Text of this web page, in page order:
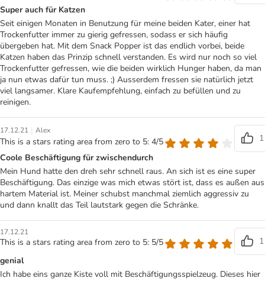
Super auch für Katzen
Seit einigen Monaten in Benutzung für meine beiden Kater, einer hat
Trockenfutter immer zu gierig gefressen, sodass er sich häufig
übergeben hat. Mit dem Snack Popper ist das endlich vorbei, beide
Katzen haben das Prinzip schnell verstanden. Es wird nur noch so viel
Trockenfutter gefressen, wie die beiden wirklich Hunger haben, da man
ja nun etwas dafür tun muss. ;) Ausserdem fressen sie natürlich jetzt
viel langsamer. Klare Kaufempfehlung, einfach zu befüllen und zu
reinigen.
17.12.21 | Alex
This is a stars rating area from zero to 5: 4/5
1
Coole Beschäftigung für zwischendurch
Mein Hund hatte den dreh sehr schnell raus. An sich ist es eine super
Beschäftigung. Das einzige was mich etwas stört ist, dass es außen aus
hartem Material ist. Meiner schubst manchmal ziemlich aggressiv zu
und dann knallt das Teil lautstark gegen die Schränke.
17.12.21
This is a stars rating area from zero to 5: 5/5
1
genial
Ich habe eins ganze Kiste voll mit Beschäftigungsspielzeug. Dieses hier